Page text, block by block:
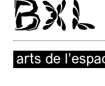
arts de